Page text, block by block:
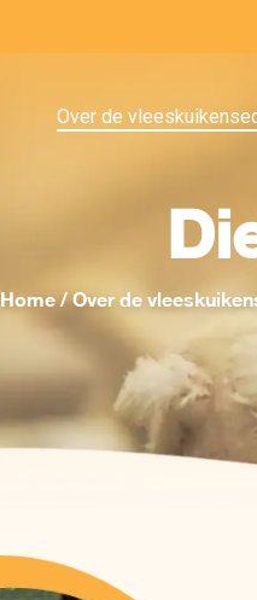
Over de
Home/Over de